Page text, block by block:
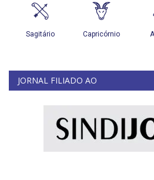
JORNAL FILIADO AO